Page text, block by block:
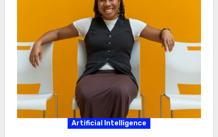
Artificial Intelligence